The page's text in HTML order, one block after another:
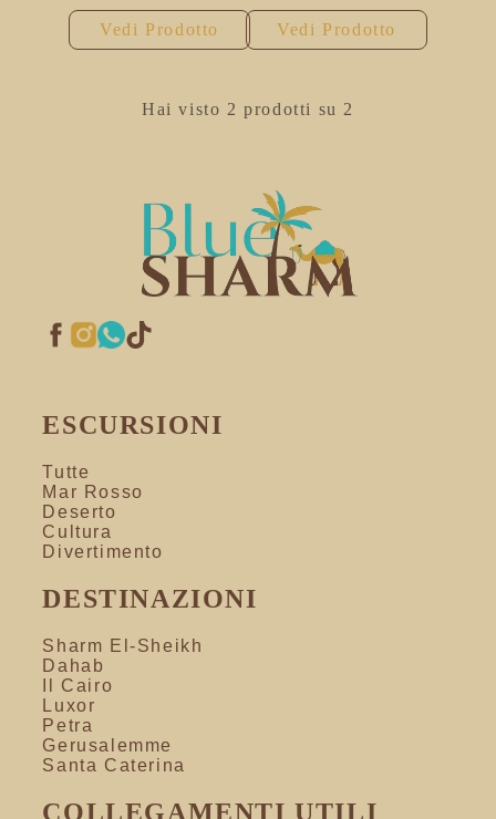
Vedi Prodotto Vedi Prodotto
Hai visto 2 prodotti su 2
ESCURSIONI
Tutte
Mar Rosso
Deserto
Cultura
Divertimento
DESTINAZIONI
Sharm El-Sheikh
Dahab
Il Cairo
Luxor
Petra
Gerusalemme
Santa Caterina
COLLEGAMENTI UTILI